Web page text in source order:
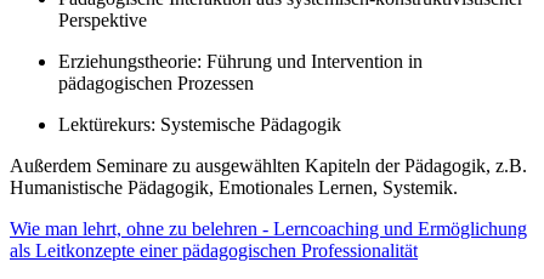
Perspektive
Erziehungstheorie: Führung und Intervention in
pädagogischen Prozessen
Lektürekurs: Systemische Pädagogik
Außerdem Seminare zu ausgewählten Kapiteln der Pädagogik, z.B.
Humanistische Pädagogik, Emotionales Lernen, Systemik.
Wie man lehrt, ohne zu belehren - Lerncoaching und Ermöglichung
als Leitkonzepte einer pädagogischen Professionalität